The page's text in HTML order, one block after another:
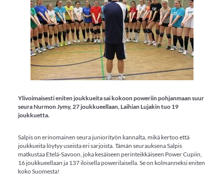
Ylivoimaisesti eniten joukkueita sai kokoon poweriin pohjanmaan suur
seura Nurmon Jymy, 27 joukkueellaan, Laihian Lujakin tuo 19
joukkuetta.
Salpis on erinomainen seura juniorityön kannalta, mikä kertoo että
joukkueita löytyy useista eri sarjoista. Tämän seurauksena Salpis
matkustaa Etelä-Savoon, joka kesäiseen perinteikkäiseen Power Cupiin,
16 joukkueellaan ja 137 iloisella powerilaisella. Se on kolmanneksi eniten
koko Suomesta!